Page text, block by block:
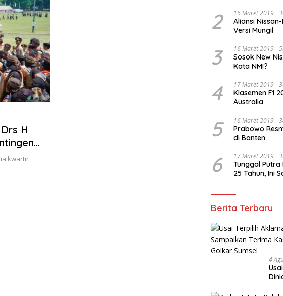
H
kwartir
2 16 Maret 2019
Aliansi
Versi Mungil
3 16 Maret 2019
Sosok New
Kata NMI?
4 17 Maret 2019
Klasemen F1
Australia
5 16 Maret 2019
Prabowo
di Banten
6 17 Maret 2019
Tunggal Putra
25 Tahun, Ini
Berita Terbaru
4